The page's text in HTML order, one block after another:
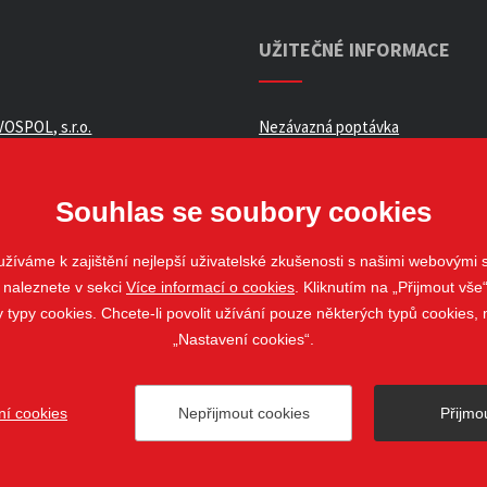
s.r.o.
UŽITEČNÉ INFORMACE
Nezávazná poptávka
Pole web@stavospol.cz
Nastavení cookies
Souhlas se soubory cookies
k zajištění nejlepší uživatelské zkušenosti s našimi webovými
v sekci Více informací o cookies . Kliknutím na „Přijmout
typy cookies. Chcete-li povolit užívání pouze některých typů cookies,
„Nastavení cookies“.
Nepřijmout cookies
cookies